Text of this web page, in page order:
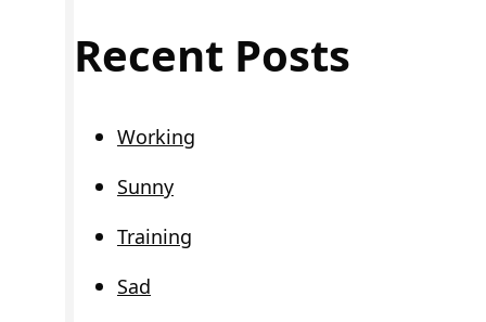
Recent Posts
Working
Sunny
Training
Sad